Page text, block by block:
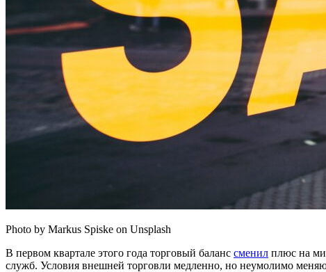
Photo by Markus Spiske on Unsplash
В первом квартале этого года торговый баланс сменил плюс на
служб. Условия внешней торговли медленно, но неумолимо